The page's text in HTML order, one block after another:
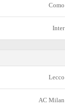
Como
Inter
Lecco
AC Milan